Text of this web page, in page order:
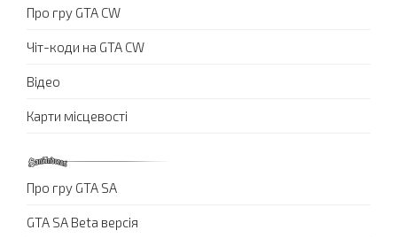
Про гру GTA CW
Чіт-коди на GTA CW
Відео
Карти місцевості
Про гру GTA SA
GTA SA Beta версія